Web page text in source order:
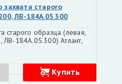
старого
ЛВ-184А.05.300
старого образца (левая,
184А.05.300) Атлант,
Купить